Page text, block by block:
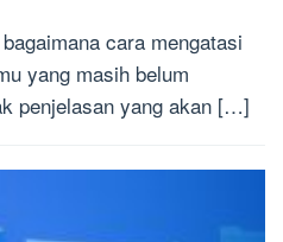
cara mengatasi
yang masih belum
penjelasan yang akan […]